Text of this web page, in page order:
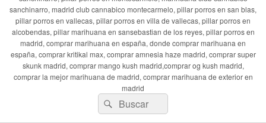
sanchinarro, madrid club cannabico montecarmelo, pillar porros en san blas,
pillar porros en vallecas, pillar porros en villa de vallecas, pillar porros en
alcobendas, pillar marihuana en sansebastian de los reyes, pillar porros en
madrid, comprar marihuana en españa, donde comprar marihuana en
españa, comprar kritikal max, comprar amnesia haze madrid, comprar super
skunk madrid, comprar mango kush madrid,comprar og kush madrid,
comprar la mejor marihuana de madrid, comprar marihuana de exterior en
madrid
Buscar
por:
Buscar